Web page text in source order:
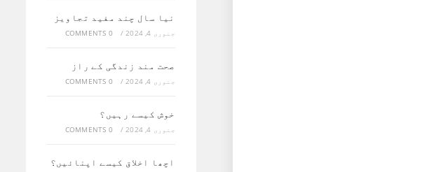
نیا سال چند مفید تجاویز
جنوری 4, 2024 /
0 COMMENTS
صحت مند زندگی کے راز
جنوری 4, 2024 /
0 COMMENTS
خوش کیسے رہیں؟
جنوری 4, 2024 /
0 COMMENTS
اچھا اخلاق کیسے اپنائیں؟